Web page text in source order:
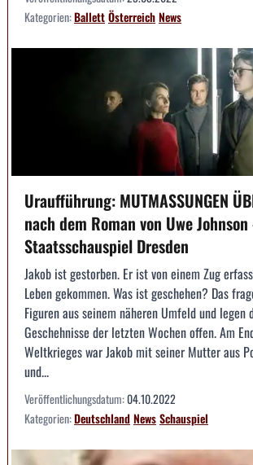
Kategorien:BallettÖsterreichNews
Uraufführung: MUTMASSUNGEN
nach dem Roman von Uwe Johnson
Staatsschauspiel Dresden
Jakob ist gestorben. Er ist von einem Zug
Leben gekommen. Was ist geschehen? Das
Figuren aus seinem näheren Umfeld und legen
Geschehnisse der letzten Wochen offen. Am
Weltkrieges war Jakob mit seiner Mutter aus
und...
Veröffentlichungsdatum:04.10.2022
Kategorien:DeutschlandNewsSchauspiel